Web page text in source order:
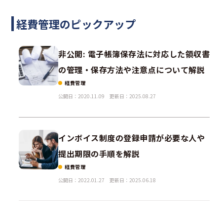
経費管理のピックアップ
非公開: 電子帳簿保存法に対応した領収書
の管理・保存方法や注意点について解説
経費管理
公開日：2020.11.09
更新日：2025.08.27
インボイス制度の登録申請が必要な人や
提出期限の手順を解説
経費管理
公開日：2022.01.27
更新日：2025.06.18